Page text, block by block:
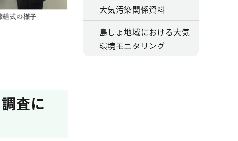
査に
大気汚染関係資料
島しょ地域における大気
環境モニタリング